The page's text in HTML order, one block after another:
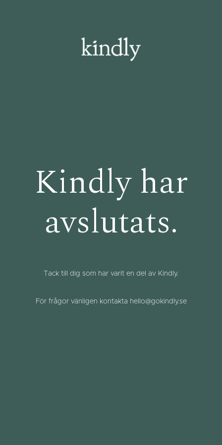
Kindly har
avslutats.
Tack till dig som har varit en del av Kindly.
För frågor vänligen kontakta hello@gokindly.se